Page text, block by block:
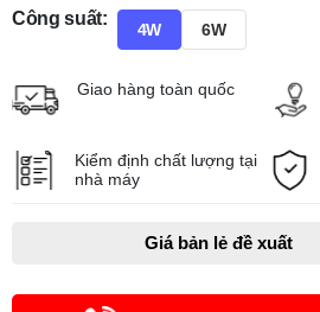
Công suất:
4W 6W
Giao hàng toàn quốc
Kiểm định chất lượng tại
nhà máy
Giá bản lẻ đề xuất